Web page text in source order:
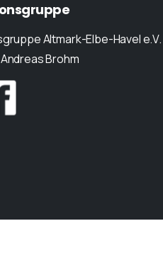
Altmark-Elbe-Havel e.V.
Brohm